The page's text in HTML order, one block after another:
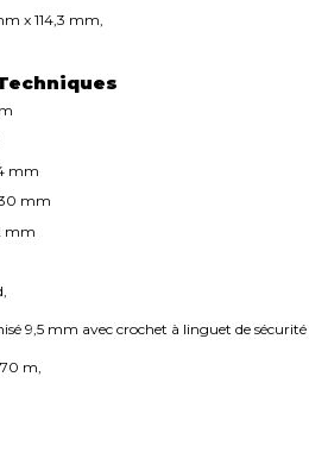
x 114,3 mm,
mm
mm
mm
9,5 mm avec crochet à linguet de sécurité
m,